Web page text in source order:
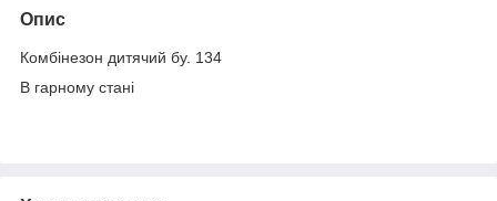
Опис
Комбінезон дитячий бу. 134
В гарному стані